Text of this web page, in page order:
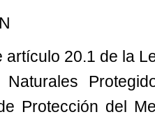
artículo 20.1 de la
Naturales
Protección del